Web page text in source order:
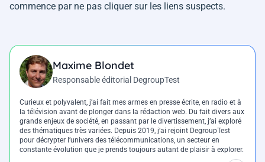
commence par ne pas cliquer sur les liens suspects.
Maxime Blondet
Responsable éditorial DegroupTest
Curieux et polyvalent, j’ai fait mes armes en presse écrite, en radio et à
la télévision avant de plonger dans la rédaction web. Du fait divers aux
grands enjeux de société, en passant par le divertissement, j’ai exploré
des thématiques très variées. Depuis 2019, j’ai rejoint DegroupTest
pour décrypter l’univers des télécommunications, un secteur en
constante évolution que je prends toujours autant de plaisir à explorer.